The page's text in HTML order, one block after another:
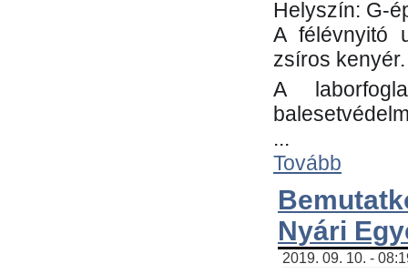
Helyszín: G-
A félévnyitó
zsíros kenyér.
A
...
Tovább
Nyári
2019. 09. 10. -